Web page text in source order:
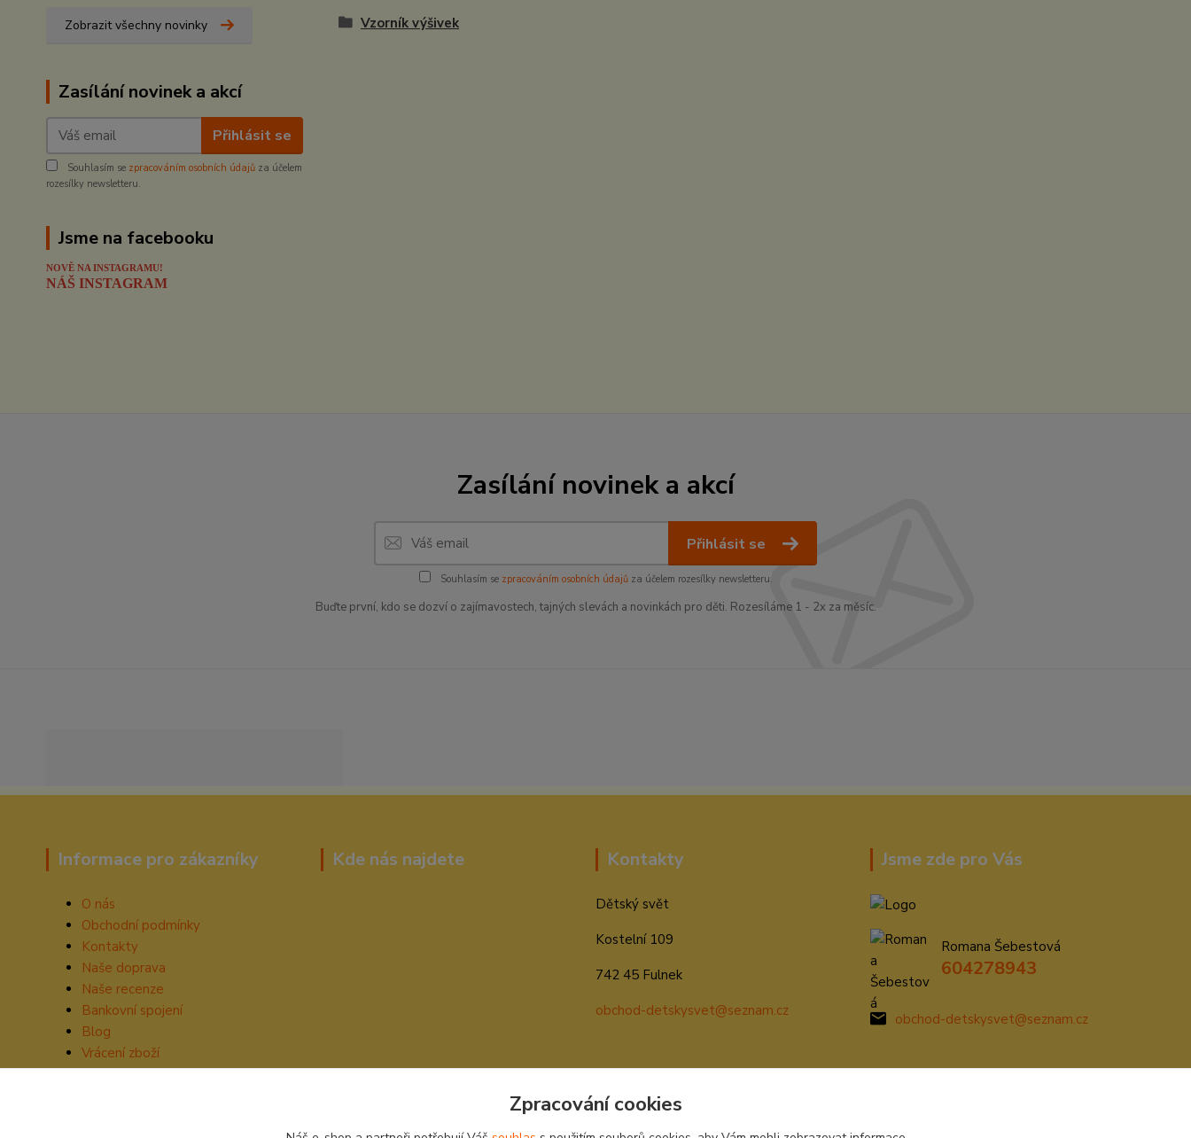
Zobrazit všechny novinky
Zasílání novinek a akcí
Přihlásit se
Souhlasím se zpracováním osobních údajů za účelem
rozesílky newsletteru.
Jsme na facebooku
NOVĚ NA INSTAGRAMU!
NÁŠ INSTAGRAM
Vzorník výšivek
Zasílání novinek a akcí
Přihlásit se
Souhlasím se zpracováním osobních údajůza účelem rozesílky newsletteru.
Buďte první, kdo se dozví o zajímavostech, tajných slevách a novinkách pro děti. Rozesíláme 1 - 2x za měsíc.
Informace pro zákazníky
O nás
Obchodní podmínky
Kontakty
Naše doprava
Naše recenze
Bankovní spojení
Blog
Vrácení zboží
Kde nás najdete Kontakty
Dětský svět
Kostelní 109
742 45 Fulnek
obchod-detskysvet@seznam.cz
Jsme zde pro Vás
Romana Šebestová
604278943
obchod-detskysvet@seznam.cz
Zpracování cookies